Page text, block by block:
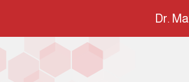
Dr.